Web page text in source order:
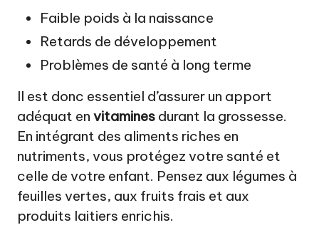
Faible poids à la naissance
Retards de développement
Problèmes de santé à long terme
Il est donc essentiel d’assurer un apport
adéquat en vitamines durant la grossesse.
En intégrant des aliments riches en
nutriments, vous protégez votre santé et
celle de votre enfant. Pensez aux légumes à
feuilles vertes, aux fruits frais et aux
produits laitiers enrichis.